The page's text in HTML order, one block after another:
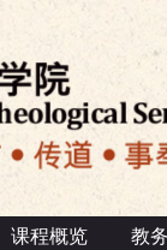
课程概览 教